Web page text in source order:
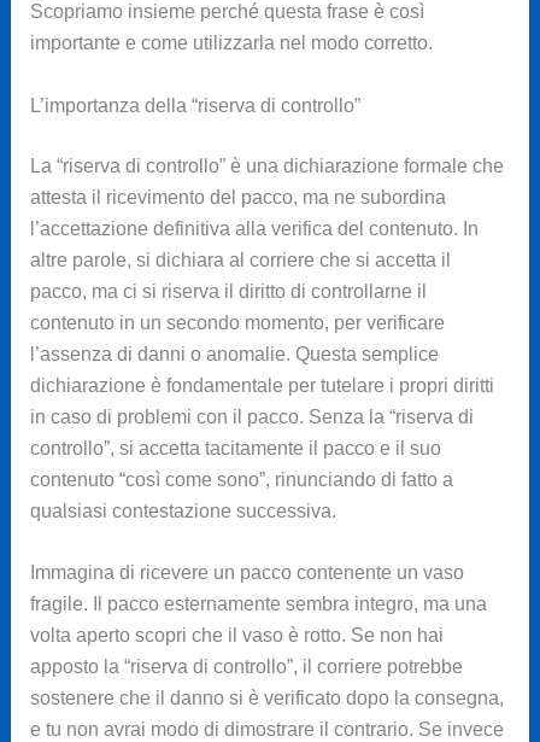
Scopriamo insieme perché questa frase è così
importante e come utilizzarla nel modo corretto.
L’importanza della “riserva di controllo”
La “riserva di controllo” è una dichiarazione formale che
attesta il ricevimento del pacco, ma ne subordina
l’accettazione definitiva alla verifica del contenuto. In
altre parole, si dichiara al corriere che si accetta il
pacco, ma ci si riserva il diritto di controllarne il
contenuto in un secondo momento, per verificare
l’assenza di danni o anomalie. Questa semplice
dichiarazione è fondamentale per tutelare i propri diritti
in caso di problemi con il pacco. Senza la “riserva di
controllo”, si accetta tacitamente il pacco e il suo
contenuto “così come sono”, rinunciando di fatto a
qualsiasi contestazione successiva.
Immagina di ricevere un pacco contenente un vaso
fragile. Il pacco esternamente sembra integro, ma una
volta aperto scopri che il vaso è rotto. Se non hai
apposto la “riserva di controllo”, il corriere potrebbe
sostenere che il danno si è verificato dopo la consegna,
e tu non avrai modo di dimostrare il contrario. Se invece